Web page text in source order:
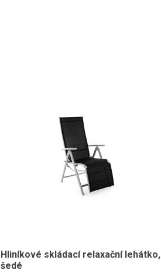
Hliníkové skládací relaxační lehátko,
šedé